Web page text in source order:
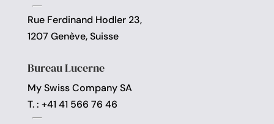
Rue Ferdinand Hodler 23,
1207 Genève, Suisse
Bureau Lucerne
My Swiss Company SA
T. : +41 41 566 76 46